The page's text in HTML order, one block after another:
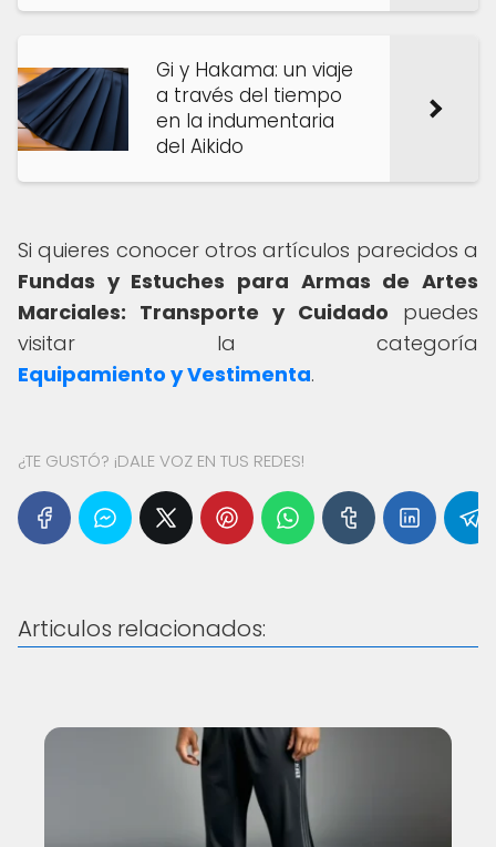
Gi y Hakama: un viaje
a través del tiempo
en la indumentaria
del Aikido
Si quieres conocer otros artículos parecidos a
Fundas y Estuches para Armas de Artes
Marciales: Transporte y Cuidado puedes
visitar la categoría
Equipamiento y Vestimenta.
¿TE GUSTÓ? ¡DALE VOZ EN TUS REDES!
Articulos relacionados: